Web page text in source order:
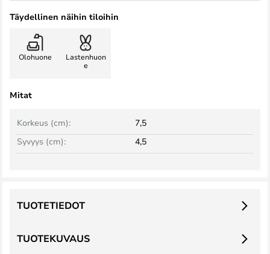
Täydellinen näihin tiloihin
Olohuone
Lastenhuon
e
Mitat
Korkeus (cm):
7,5
Syvyys (cm):
4,5
TUOTEKUVAUS
TUOTETIEDOT